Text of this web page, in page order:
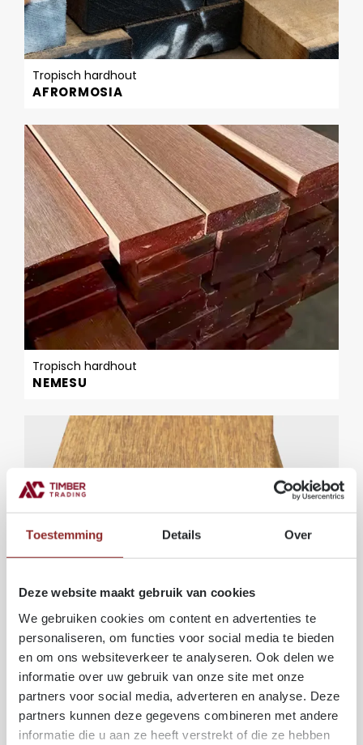
Toestemming Details Over
Deze website maakt gebruik van cookies
We gebruiken cookies om content en advertenties te
personaliseren, om functies voor social media te bieden
en om ons websiteverkeer te analyseren. Ook delen we
informatie over uw gebruik van onze site met onze
partners voor social media, adverteren en analyse. Deze
partners kunnen deze gegevens combineren met andere
informatie die u aan ze heeft verstrekt of die ze hebben
Tropisch hardhout
AFRORMOSIA
Tropisch hardhout
NEMESU
Tropisch hardhout
IPÉ